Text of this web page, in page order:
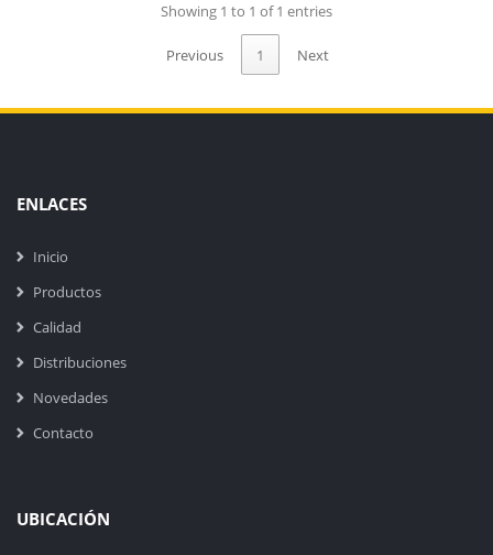
Showing 1 to 1 of 1 entries
Previous 1 Next
ENLACES
Inicio
Productos
Calidad
Distribuciones
Novedades
Contacto
UBICACIÓN